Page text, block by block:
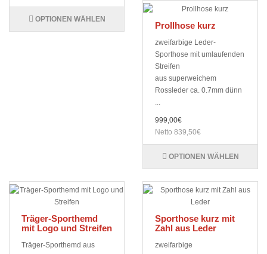
OPTIONEN WÄHLEN
Prollhose kurz
zweifarbige Leder-
Sporthose mit umlaufenden
Streifen
aus superweichem
Rossleder ca. 0.7mm dünn
...
999,00€
Netto 839,50€
OPTIONEN WÄHLEN
Träger-Sporthemd
mit Logo und Streifen
Träger-Sporthemd aus
Sporthose kurz mit
Zahl aus Leder
zweifarbige